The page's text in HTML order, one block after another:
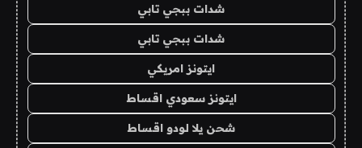
شدات ببجي تابي
شدات ببجي تابي
ايتونز امريكي
ايتونز سعودي اقساط
شحن يلا لودو اقساط